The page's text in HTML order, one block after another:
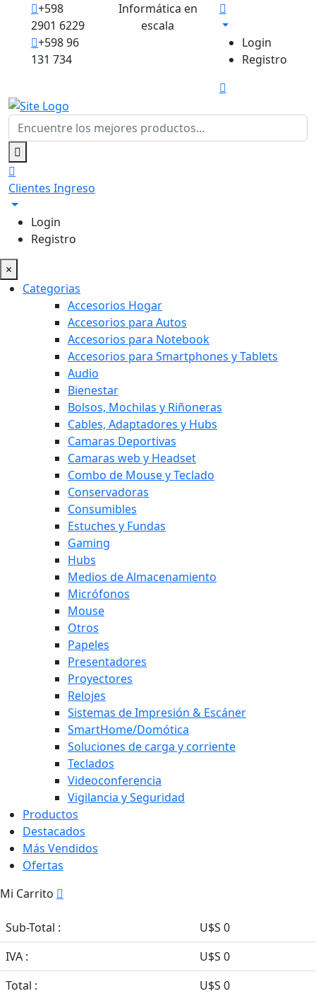
+598
2901 6229
+598 96
131 734
Informática en
escala
Login
Registro
Clientes Ingreso
Login
Registro
×
Categorias
Accesorios Hogar
Accesorios para Autos
Accesorios para Notebook
Accesorios para Smartphones y Tablets
Audio
Bienestar
Bolsos, Mochilas y Riñoneras
Cables, Adaptadores y Hubs
Camaras Deportivas
Camaras web y Headset
Combo de Mouse y Teclado
Conservadoras
Consumibles
Estuches y Fundas
Gaming
Hubs
Medios de Almacenamiento
Micrófonos
Mouse
Otros
Papeles
Presentadores
Proyectores
Relojes
Sistemas de Impresión & Escáner
SmartHome/Domótica
Soluciones de carga y corriente
Teclados
Videoconferencia
Vigilancia y Seguridad
Productos
Destacados
Más Vendidos
Ofertas
Mi Carrito
Sub-Total :
U$S 0
IVA :
U$S 0
Total :
U$S 0